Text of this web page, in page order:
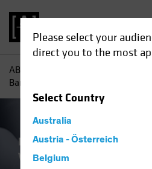
Please select your
direct you to the most
SelectCountry
Australia
Austria - Österreich
Belgium
AB
Baranlagen nach der Zinswende
Einkommen Investieren
Vermögensaufteilung